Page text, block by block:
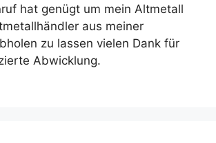
hat genügt um mein Altmetall
aus meiner
zu lassen vielen Dank für
Abwicklung.